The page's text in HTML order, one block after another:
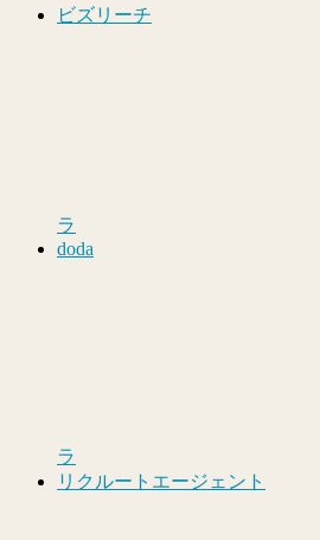
ビズリーチ
ラ
doda
ラ
リクルートエージェント